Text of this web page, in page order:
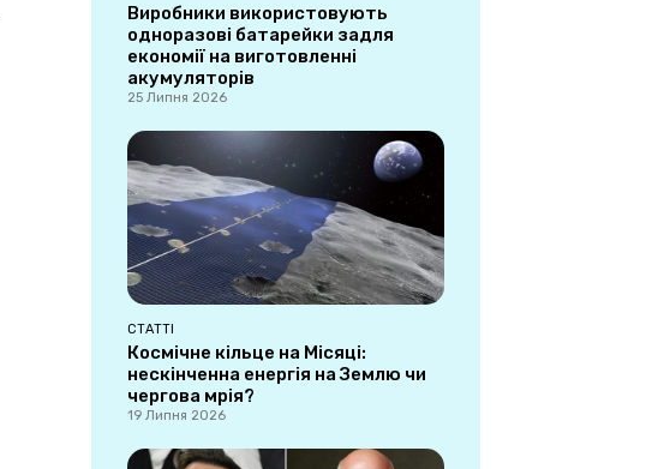
Виробники використовують
одноразові батарейки задля
економії на виготовленні
акумуляторів
25 Липня 2026
СТАТТІ
Космічне кільце на Місяці:
нескінченна енергія на Землю чи
чергова мрія?
19 Липня 2026